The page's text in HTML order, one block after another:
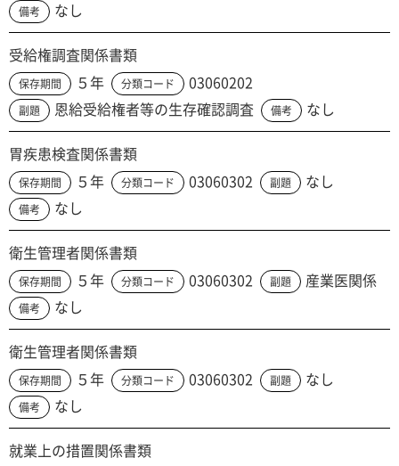
備考 なし
受給権調査関係書類
保存期間 ５年 分類コード 03060202
副題 恩給受給権者等の生存確認調査 備考 なし
胃疾患検査関係書類
保存期間 ５年 分類コード 03060302 副題 なし
備考 なし
衛生管理者関係書類
保存期間 ５年 分類コード 03060302 副題 産業医関係
備考 なし
衛生管理者関係書類
保存期間 ５年 分類コード 03060302 副題 なし
備考 なし
就業上の措置関係書類